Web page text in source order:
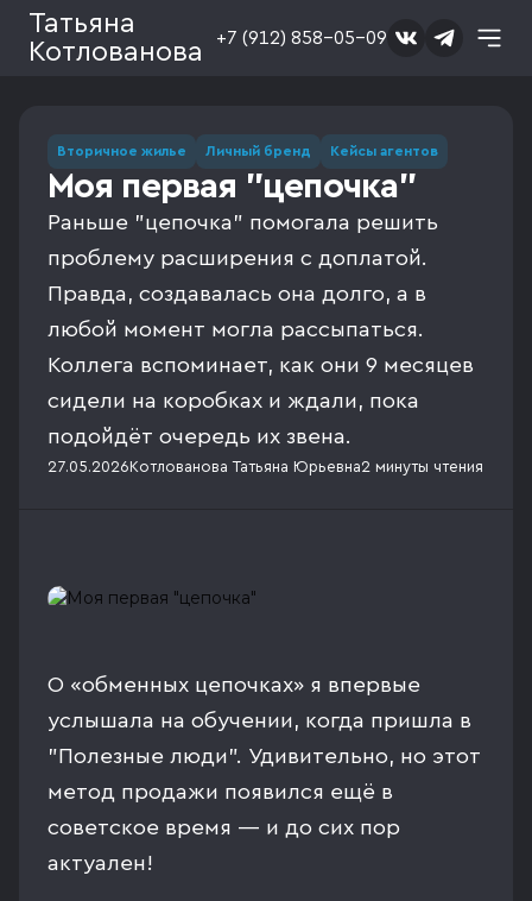
Татьяна
Котлованова
+7 (912) 858-05-09
Вторичное жилье Личный бренд Кейсы агентов
Моя первая "цепочка"
Раньше "цепочка" помогала решить
проблему расширения с доплатой.
Правда, создавалась она долго, а в
любой момент могла рассыпаться.
Коллега вспоминает, как они 9 месяцев
сидели на коробках и ждали, пока
подойдёт очередь их звена.
27.05.2026 Котлованова Татьяна Юрьевна2 минуты чтения
О «обменных цепочках» я впервые
услышала на обучении, когда пришла в
"Полезные люди". Удивительно, но этот
метод продажи появился ещё в
советское время — и до сих пор
актуален!